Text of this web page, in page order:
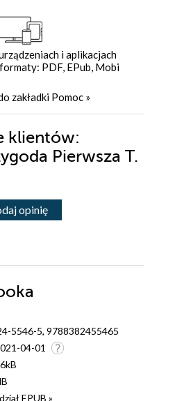
i aplikacjach
PDF, EPub, Mobi
zakładki Pomoc »
klientów:
Pierwsza T.
opinię
5546-5, 9788382455465
04-01
EPUB »